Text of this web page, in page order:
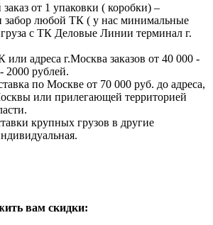
от 1 упаковки ( коробки) –
забор любой ТК ( у нас минимальные
с ТК Деловые Линии терминал г.
или адреса г.Москва заказов от 40 000 -
2000 рублей.
по Москве от 70 000 руб. до адреса,
или прилегающей территорией
крупных грузов в другие
вам скидки: